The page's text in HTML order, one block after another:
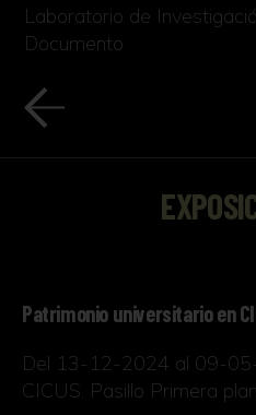
Laboratorio de
Documento
Patrimonio universitario en
Del 13-12-2024 al 09-
CICUS. Pasillo Primera